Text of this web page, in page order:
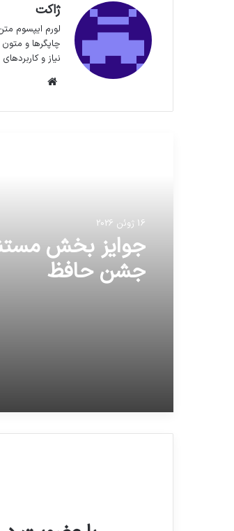
ژاکت
لورم ایپسوم
چاپگرها و
نیاز و
جوايز بخش
16 ژوئن 2026